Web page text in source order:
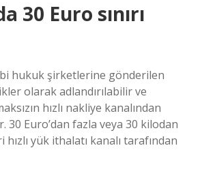
30 Euro sınırı
hukuk şirketlerine gönderilen
olarak adlandırılabilir ve
hızlı nakliye kanalından
30 Euro’dan fazla veya 30 kilodan
yük ithalatı kanalı tarafından